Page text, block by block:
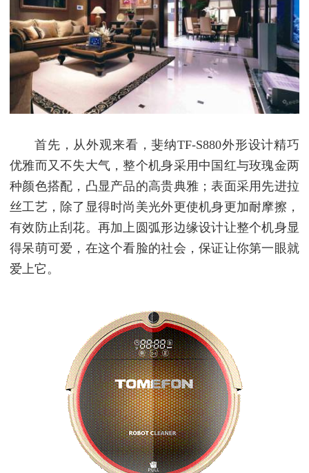
首先，从外观来看，斐纳TF-S880外形设计精巧
优雅而又不失大气，整个机身采用中国红与玫瑰金两
种颜色搭配，凸显产品的高贵典雅；表面采用先进拉
丝工艺，除了显得时尚美光外更使机身更加耐摩擦，
有效防止刮花。再加上圆弧形边缘设计让整个机身显
得呆萌可爱，在这个看脸的社会，保证让你第一眼就
爱上它。